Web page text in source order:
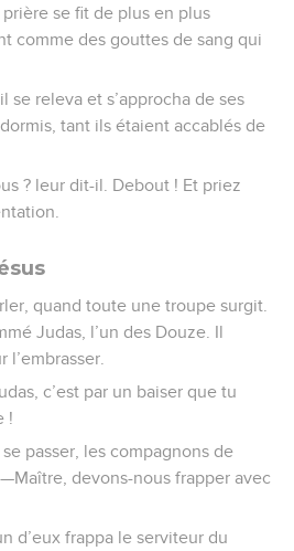
prière se fit de plus en plus
comme des gouttes de sang qui
se releva et s’approcha de ses
tant ils étaient accablés de
? leur dit-il. Debout ! Et priez
quand toute une troupe surgit.
Judas, l’un des Douze. Il
l’embrasser.
c’est par un baiser que tu
!
passer, les compagnons de
devons-nous frapper avec
d’eux frappa le serviteur du